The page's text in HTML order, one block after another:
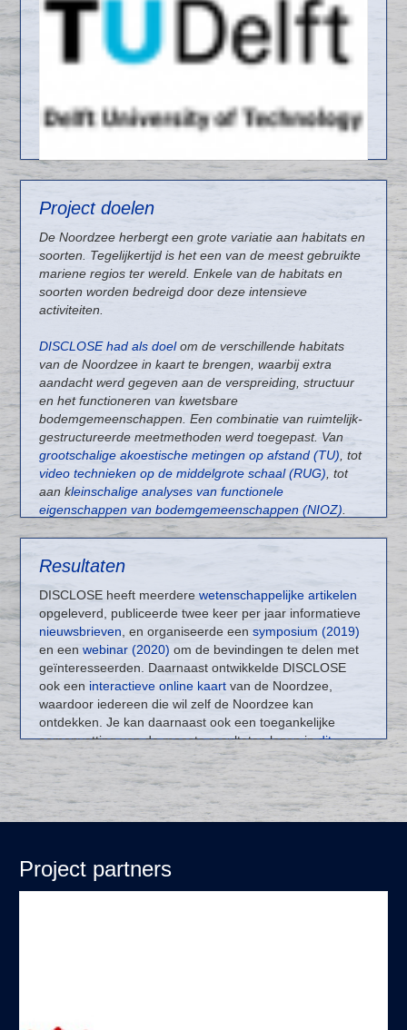
Project doelen
De Noordzee herbergt een grote variatie aan habitats en
soorten. Tegelijkertijd is het een van de meest gebruikte
mariene regios ter wereld. Enkele van de habitats en
soorten worden bedreigd door deze intensieve
activiteiten.
DISCLOSE had als doelom de verschillende habitats
van de Noordzee in kaart te brengen, waarbij extra
aandacht werd gegeven aan de verspreiding, structuur
en het functioneren van kwetsbare
bodemgemeenschappen. Een combinatie van ruimtelijk-
gestructureerde meetmethoden werd toegepast. Van
grootschalige akoestische metingen op afstand (TU) , tot
video technieken op de middelgrote schaal (RUG) , tot
aan kleinschalige analyses van functionele
eigenschappen van bodemgemeenschappen (NIOZ)
Stichting de Noordzee bewaakte de maatschappelijke
en verspreidde de onderzoeksresultaten naar
belanghebbenden van de Noordzee. Met deze
multidisciplinaire aanpak wilde DISCLOSE de
gedetailleerde, kleinschalige bevindingen van het
functioneren van de bodemgemeenschap extrapoleren
door gebruik te maken van de vergaarde kennis op de
grotere schalen. Hierdoor zijn de huidige monitoring
technieken verbeterd en kennis geleverd die benodigd is
voor een duurzaam beheer van de (Nederlandse)
Noordzee.
Resultaten
DISCLOSE heeft meerderewetenschappelijke artikelen
opgeleverd, publiceerde twee keer per jaar informatieve
nieuwsbrieven , en organiseerde eensymposium (2019)
en eenwebinar (2020) om de bevindingen te delen met
geïnteresseerden. Daarnaast ontwikkelde DISCLOSE
ook een interactieve online kaart van de Noordzee,
waardoor iedereen die wil zelf de Noordzee kan
ontdekken. Je kan daarnaast ook een toegankelijke
samenvatting van de meeste resultaten lezen indit
interactieve kaartverhaal
Project partners